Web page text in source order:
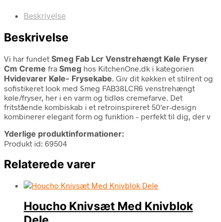
Beskrivelse
Beskrivelse
Vi har fundet Smeg Fab Lcr Venstrehængt Køle Fryser
Cm Creme fra Smeg hos KitchenOne.dk i kategorien
Hvidevarer Køle- Frysekabe. Giv dit køkken et stilrent og
sofistikeret look med Smeg FAB38LCR6 venstrehængt
køle/fryser, her i en varm og tidløs cremefarve. Det
fritstående kombiskab i et retroinspireret 50'er-design
kombinerer elegant form og funktion – perfekt til dig, der v
Yderlige produktinformationer:
Produkt id: 69504
Relaterede varer
Houcho Knivsæt Med Knivblok